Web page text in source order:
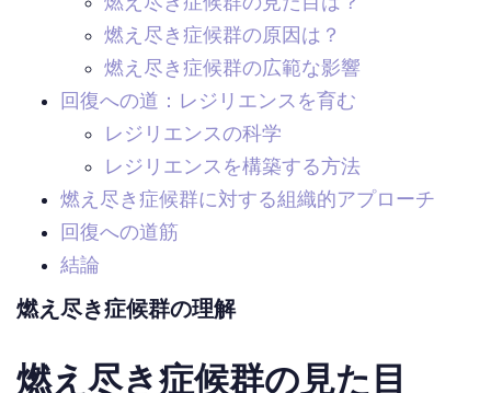
燃え尽き症候群の原因は？
燃え尽き症候群の広範な影響
回復への道：レジリエンスを育む
レジリエンスの科学
レジリエンスを構築する方法
燃え尽き症候群に対する組織的アプローチ
回復への道筋
結論
燃え尽き症候群の理解
燃え尽き症候群の見た目